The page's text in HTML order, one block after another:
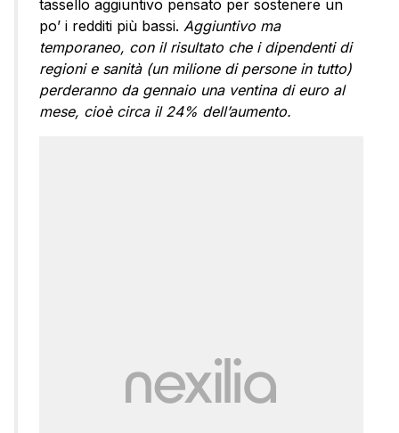
tassello aggiuntivo pensato per sostenere un
po’ i redditi più bassi. Aggiuntivo ma
temporaneo, con il risultato che i dipendenti di
regioni e sanità (un milione di persone in tutto)
perderanno da gennaio una ventina di euro al
mese, cioè circa il 24% dell’aumento.